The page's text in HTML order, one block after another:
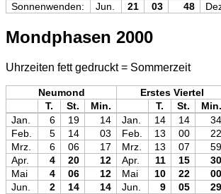
Sonnenwenden:
Jun. 21 03 48
Mondphasen 2000
Uhrzeiten fett gedruckt = Sommerzeit
Neumond Erstes Viertel
T.
St. Min. T. St. Min.
Jan.
6 19 14 Jan. 14 14 34
Feb.
5 14 03 Feb. 13 00 22
Mrz.
6 06 17 Mrz. 13 07 59
Apr.
4 20 12 Apr. 11 15 30
Mai
4 06 12 Mai 10 22 00
Jun.
2 14 14 Jun. 9 05 29